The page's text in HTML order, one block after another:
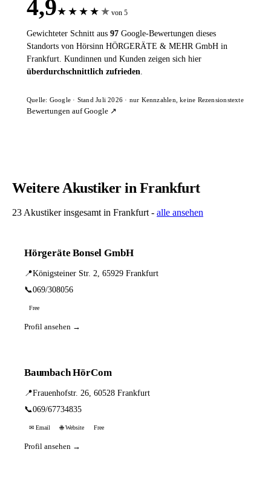
4,9★ ★ ★ ★ ★ von 5
Gewichteter Schnitt aus 97 Google-Bewertungen dieses
Standorts von Hörsinn HÖRGERÄTE & MEHR GmbH in
Frankfurt. Kundinnen und Kunden zeigen sich hier
überdurchschnittlich zufrieden.
Quelle: Google · Stand Juli 2026 · nur Kennzahlen, keine Rezensionstexte
Bewertungen auf Google ↗
Weitere Akustiker in Frankfurt
23 Akustiker insgesamt in Frankfurt - alle ansehen
Hörgeräte Bonsel GmbH
📍Königsteiner Str. 2, 65929 Frankfurt
📞069/308056
Free
Profil ansehen →
Baumbach HörCom
📍Frauenhofstr. 26, 60528 Frankfurt
📞069/67734835
✉ Email 🌐 Website Free
Profil ansehen →